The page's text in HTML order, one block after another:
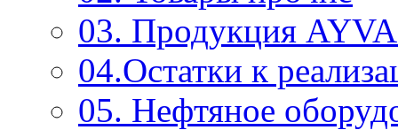
03. Продукция
04.Остатки к
05. Нефтяное